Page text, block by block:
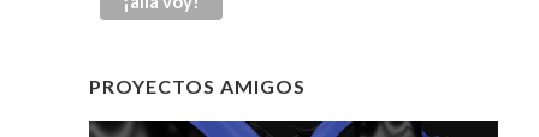
PROYECTOS AMIGOS